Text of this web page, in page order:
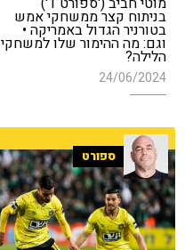
בניתוח קצר ממשחקי אמש
בטורניר הגדול באמריקה •
וגם: מה ההימור שלו למשחקי
הלילה?
24/06/2024
ספורט